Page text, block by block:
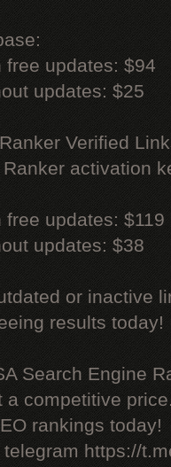
free updates: $94
updates: $25
Verified
activation
updates: $119
updates: $38
or inactive
results today!
Search Engine
a competitive
rankings today!
https://